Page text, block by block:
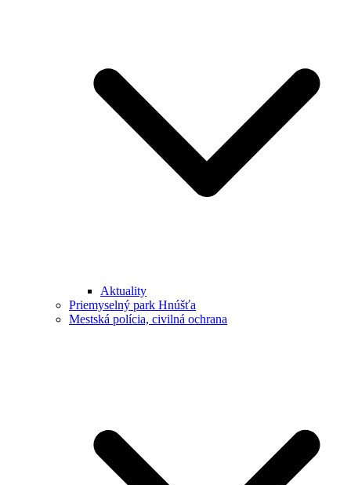
Aktuality
Priemyselný park Hnúšťa
Mestská polícia, civilná ochrana